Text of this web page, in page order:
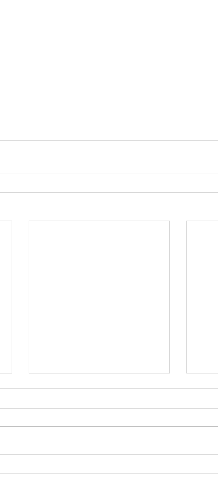
徳島市〜眉山のまち〜